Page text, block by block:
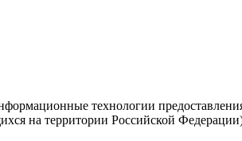
технологии
на территории Российской